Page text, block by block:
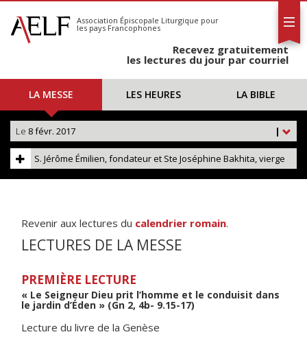
S'abonner
Calendrier
Association Épiscopale Liturgique pour
les pays Francophones
Recevez gratuitement
les lectures du jour par courriel
LA MESSE LES HEURES LA BIBLE
|
Le 8 févr. 2017
S. Jérôme Émilien, fondateur et Ste Joséphine Bakhita, vierge
Revenir aux lectures du calendrier romain.
LECTURES DE LA MESSE
PREMIÈRE LECTURE
« Le Seigneur Dieu prit l’homme et le conduisit dans
le jardin d’Éden » (Gn 2, 4b- 9.15-17)
Lecture du livre de la Genèse